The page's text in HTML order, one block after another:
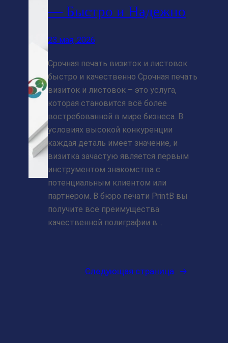
— Быстро и Надежно
23 мая, 2026
Срочная печать визиток и листовок:
быстро и качественно Срочная печать
визиток и листовок – это услуга,
которая становится всё более
востребованной в мире бизнеса. В
условиях высокой конкуренции
каждая деталь имеет значение, и
визитка зачастую является первым
инструментом знакомства с
потенциальным клиентом или
партнёром. В бюро печати PrintB вы
получите все преимущества
качественной полиграфии в…
Следующая страница →